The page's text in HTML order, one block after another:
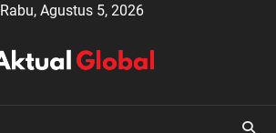
Rabu, Agustus 5, 2026